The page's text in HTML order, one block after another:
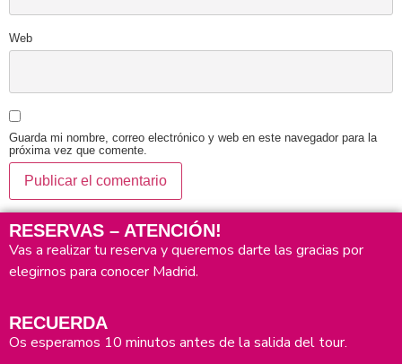
Web
Guarda mi nombre, correo electrónico y web en este navegador para la
próxima vez que comente.
RESERVAS – ATENCIÓN!
Vas a realizar tu reserva y queremos darte las gracias por
elegirnos para conocer Madrid.
RECUERDA
Os esperamos 10 minutos antes de la salida del tour.